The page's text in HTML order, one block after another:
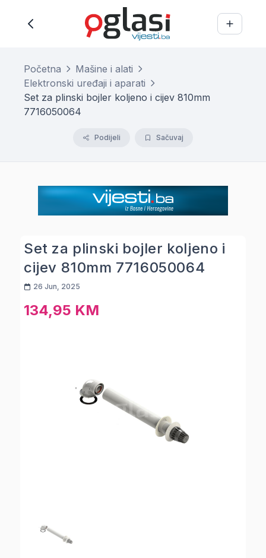
Početna
Mašine i alati
Elektronski uređaji i aparati
Set za plinski bojler koljeno i cijev 810mm
7716050064
Podijeli Sačuvaj
Set za plinski bojler koljeno i
cijev 810mm 7716050064
26 Jun, 2025
134,95 KM